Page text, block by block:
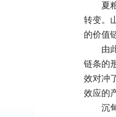
夏
转变。
的价值
由
链条的
效对冲
效应的
沉